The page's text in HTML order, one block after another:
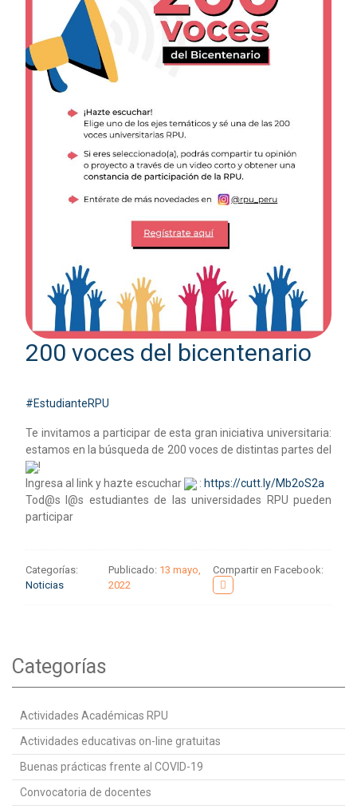
200 voces del bicentenario
#EstudianteRPU
Te invitamos a participar de esta gran iniciativa universitaria:
estamos en la búsqueda de 200 voces de distintas partes del
!
Ingresa al link y hazte escuchar
: https://cutt.ly/Mb2oS2a
Tod@s l@s estudiantes de las universidades RPU pueden
participar
Categorías:
Noticias
Publicado: 13 mayo,
2022
Compartir en Facebook:
Categorías
Actividades Académicas RPU
Actividades educativas on-line gratuitas
Buenas prácticas frente al COVID-19
Convocatoria de docentes